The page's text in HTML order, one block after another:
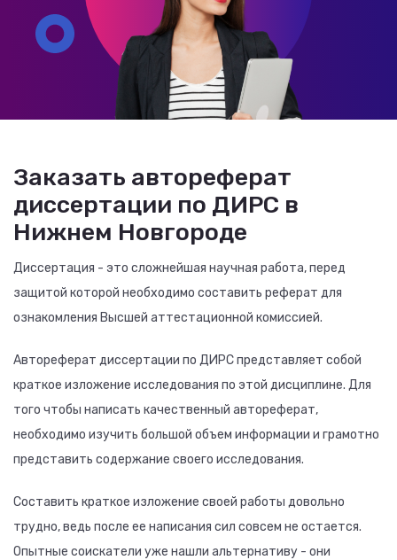
Заказать автореферат
диссертации по ДИРС в
Нижнем Новгороде
Диссертация - это сложнейшая научная работа, перед
защитой которой необходимо составить реферат для
ознакомления Высшей аттестационной комиссией.
Автореферат диссертации по ДИРС представляет собой
краткое изложение исследования по этой дисциплине. Для
того чтобы написать качественный автореферат,
необходимо изучить большой объем информации и грамотно
представить содержание своего исследования.
Составить краткое изложение своей работы довольно
трудно, ведь после ее написания сил совсем не остается.
Опытные соискатели уже нашли альтернативу - они